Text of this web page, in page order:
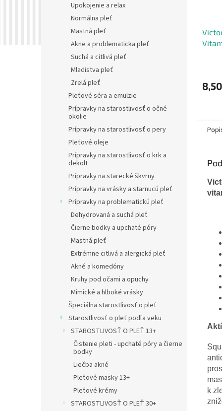
Upokojenie a relax
Normálna pleť
Mastná pleť
Akne a problematicka pleť
Suchá a citlivá pleť
Mladistva pleť
Zrelá pleť
Pleťové séra a emulzie
Prípravky na starostlivosť o očné
okolie
Prípravky na starostlivosť o pery
Pleťové oleje
Prípravky na starostlivosť o krk a
dekolt
Prípravky na starecké škvrny
Prípravky na vrásky a starnucú pleť
Prípravky na problematickú pleť
Dehydrovaná a suchá pleť
Čierne bodky a upchaté póry
Mastná pleť
Extrémne citlivá a alergická pleť
Akné a komedóny
Kruhy pod očami a opuchy
Mimické a hlboké vrásky
Špeciálna starostlivosť o pleť
Starostlivosť o pleť podľa veku
STAROSTLIVOSŤ O PLEŤ 13+
Čistenie pleti - upchaté póry a čierne
bodky
Liečba akné
Pleťové masky 13+
Pleťové krémy
STAROSTLIVOSŤ O PLEŤ 30+
k